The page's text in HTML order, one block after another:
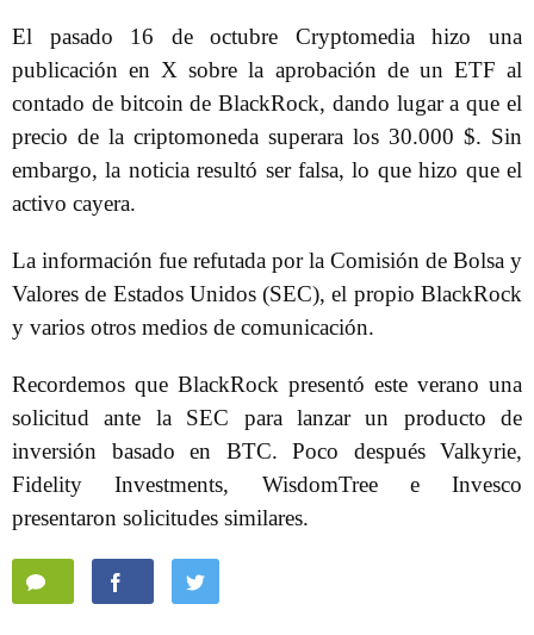
El pasado 16 de octubre Cryptomedia hizo una
publicación en X sobre la aprobación de un ETF al
contado de bitcoin de BlackRock, dando lugar a que el
precio de la criptomoneda superara los 30.000 $. Sin
embargo, la noticia resultó ser falsa, lo que hizo que el
activo cayera.
La información fue refutada por la Comisión de Bolsa y
Valores de Estados Unidos (SEC), el propio BlackRock
y varios otros medios de comunicación.
Recordemos que BlackRock presentó este verano una
solicitud ante la SEC para lanzar un producto de
inversión basado en BTC. Poco después Valkyrie,
Fidelity Investments, WisdomTree e Invesco
presentaron solicitudes similares.